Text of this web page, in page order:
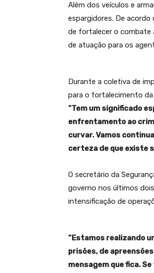
Além dos veículos e
espargidores. De
de fortalecer o combate
de atuação para os
Durante a coletiva de
para o fortalecimento da
“Tem um significado
enfrentamento ao
curvar. Vamos
certeza de que existe
O secretário da
governo nos últimos
intensificação de
“Estamos realizando
prisões, de
mensagem que fica.